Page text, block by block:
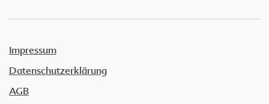
Impressum
Datenschutzerklärung
AGB